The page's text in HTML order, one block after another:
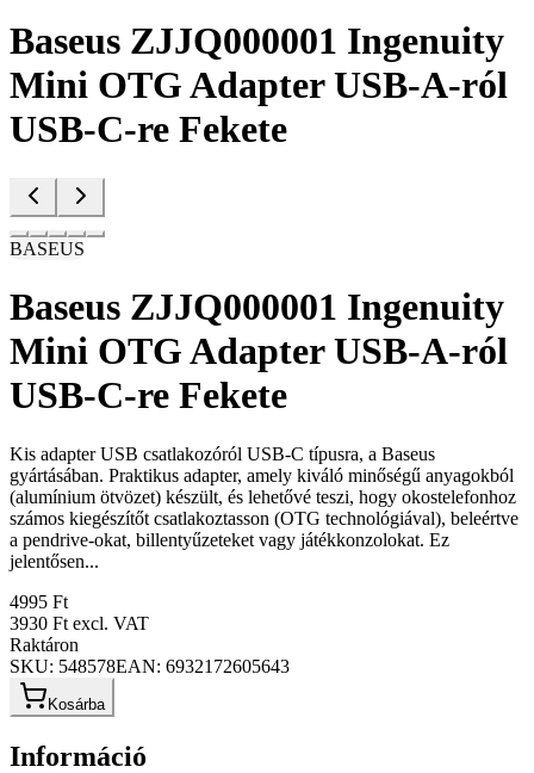
Baseus ZJJQ000001 Ingenuity
Mini OTG Adapter USB-A-ról
USB-C-re Fekete
BASEUS
Baseus ZJJQ000001 Ingenuity
Mini OTG Adapter USB-A-ról
USB-C-re Fekete
Kis adapter USB csatlakozóról USB-C típusra, a Baseus
gyártásában. Praktikus adapter, amely kiváló minőségű anyagokból
(alumínium ötvözet) készült, és lehetővé teszi, hogy okostelefonhoz
számos kiegészítőt csatlakoztasson (OTG technológiával), beleértve
a pendrive-okat, billentyűzeteket vagy játékkonzolokat. Ez
jelentősen...
4995 Ft
3930 Ft excl. VAT
Raktáron
SKU: 548578EAN: 6932172605643
Kosárba
Információ